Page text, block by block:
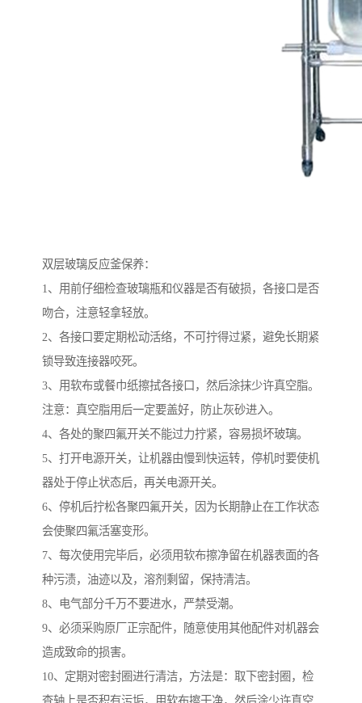
双层玻璃反应釜保养：
1、用前仔细检查玻璃瓶和仪器是否有破损，各接口是否
吻合，注意轻拿轻放。
2、各接口要定期松动活络，不可拧得过紧，避免长期紧
锁导致连接器咬死。
3、用软布或餐巾纸擦拭各接口，然后涂抹少许真空脂。
注意：真空脂用后一定要盖好，防止灰砂进入。
4、各处的聚四氟开关不能过力拧紧，容易损坏玻璃。
5、打开电源开关，让机器由慢到快运转，停机时要使机
器处于停止状态后，再关电源开关。
6、停机后拧松各聚四氟开关，因为长期静止在工作状态
会使聚四氟活塞变形。
7、每次使用完毕后，必须用软布擦净留在机器表面的各
种污渍，油迹以及，溶剂剩留，保持清洁。
8、电气部分千万不要进水，严禁受潮。
9、必须采购原厂正宗配件，随意使用其他配件对机器会
造成致命的损害。
10、定期对密封圈进行清洁，方法是：取下密封圈，检